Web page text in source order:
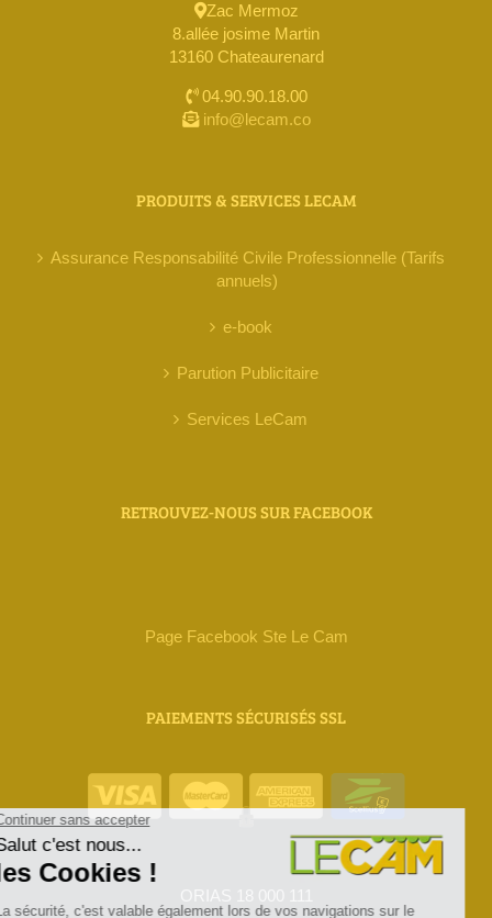
Zac Mermoz
8.allée josime Martin
13160 Chateaurenard
04.90.90.18.00
info@lecam.co
PRODUITS & SERVICES LECAM
Assurance Responsabilité Civile Professionnelle (Tarifs
annuels)
e-book
Parution Publicitaire
Services LeCam
RETROUVEZ-NOUS SUR FACEBOOK
Page Facebook Ste Le Cam
PAIEMENTS SÉCURISÉS SSL